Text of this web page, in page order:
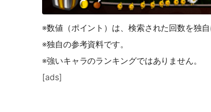
※数値（ポイント）は、検索された回数を独自
※独自の参考資料です。
※強いキャラのランキングではありません。
[ads]